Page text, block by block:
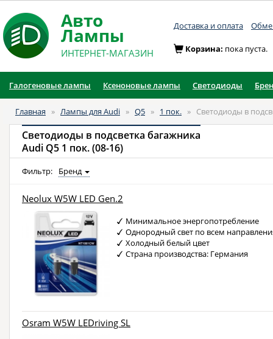
Авто
Лампы
ИНТЕРНЕТ-МАГАЗИН
Доставка и оплата
Корзина: пока пуста.
Галогеновые лампы Ксеноновые лампы Светодиоды
Главная » Лампы для Audi » Q5 » 1 пок. » Светодиоды в
Светодиоды в подсветка багажника
Audi Q5 1 пок. (08-16)
Фильтр: Бренд
Neolux W5W LED Gen.2
Минимальное энергопотребление
Однородный свет по всем
Холодный белый цвет
Страна производства: Германия
Osram W5W LEDriving SL